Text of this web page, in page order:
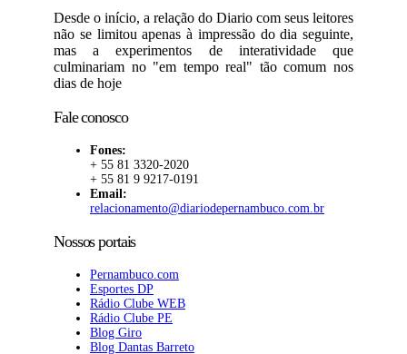
Desde o início, a relação do Diario com seus leitores
não se limitou apenas à impressão do dia seguinte,
mas a experimentos de interatividade que
culminariam no "em tempo real" tão comum nos
dias de hoje
Fale conosco
Fones:
+ 55 81 3320-2020
+ 55 81 9 9217-0191
Email:
relacionamento@diariodepernambuco.com.br
Nossos portais
Pernambuco.com
Esportes DP
Rádio Clube WEB
Rádio Clube PE
Blog Giro
Blog Dantas Barreto